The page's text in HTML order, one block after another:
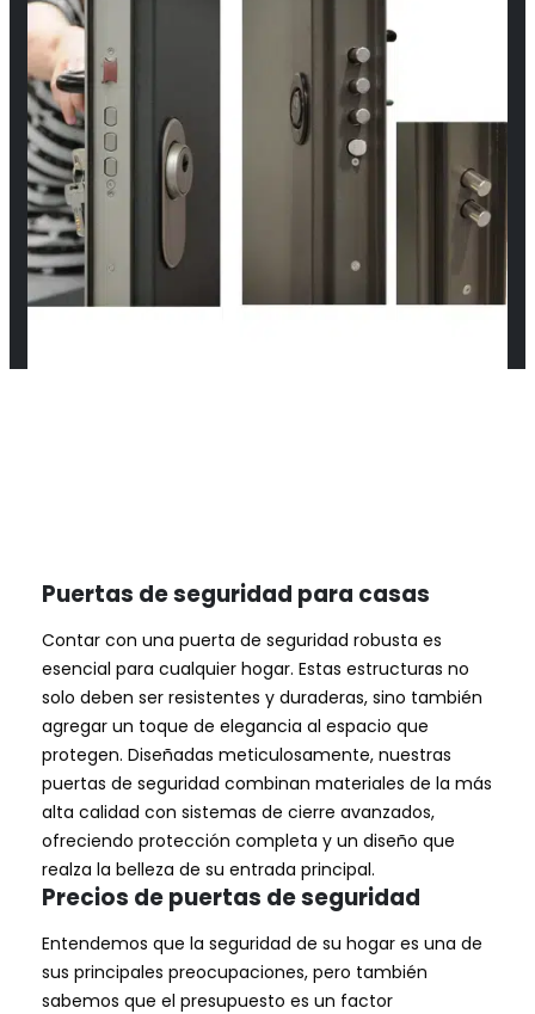
Puertas de seguridad para casas
Contar con una puerta de seguridad robusta es
esencial para cualquier hogar. Estas estructuras no
solo deben ser resistentes y duraderas, sino también
agregar un toque de elegancia al espacio que
protegen. Diseñadas meticulosamente, nuestras
puertas de seguridad combinan materiales de la más
alta calidad con sistemas de cierre avanzados,
ofreciendo protección completa y un diseño que
realza la belleza de su entrada principal.
Precios de puertas de seguridad
Entendemos que la seguridad de su hogar es una de
sus principales preocupaciones, pero también
sabemos que el presupuesto es un factor